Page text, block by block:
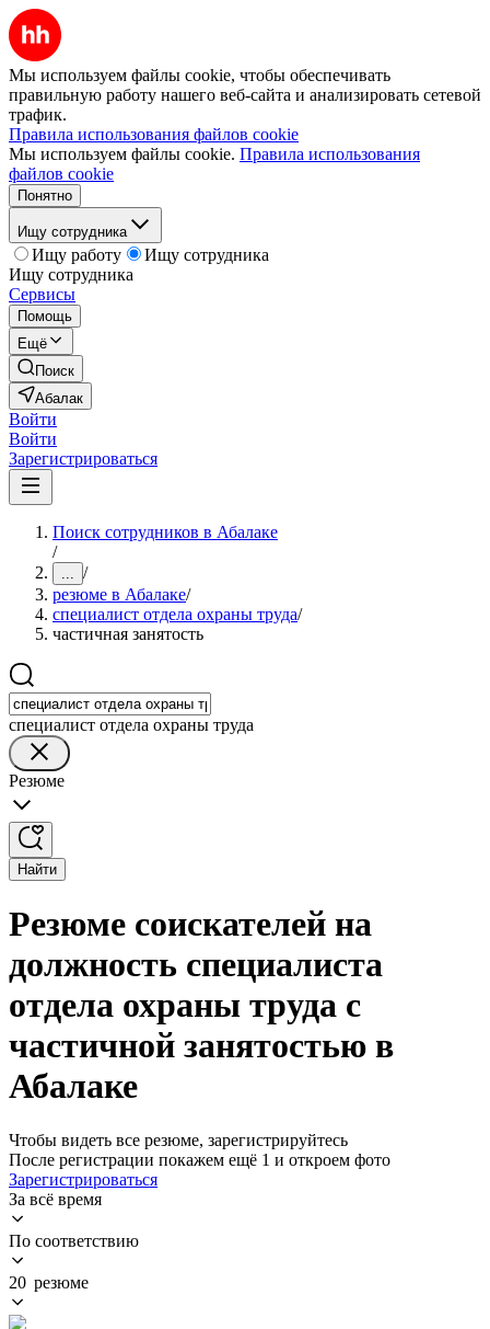
Мы используем файлы cookie, чтобы обеспечивать
правильную работу нашего веб-сайта и анализировать сетевой
трафик.
Правила использования файлов cookie
Мы используем файлы cookie. Правила использования
файлов cookie
Понятно
Ищу сотрудника
Ищу работу
Ищу сотрудника
Ищу сотрудника
Сервисы
Помощь
Ещё
Поиск
Абалак
Войти
Войти
Зарегистрироваться
Поиск сотрудников в Абалаке
/
... /
резюме в Абалаке/
специалист отдела охраны труда/
частичная занятость
специалист отдела охраны труда
Резюме
Найти
Резюме соискателей на
должность специалиста
отдела охраны труда с
частичной занятостью в
Абалаке
Чтобы видеть все резюме, зарегистрируйтесь
После регистрации покажем ещё 1 и откроем фото
Зарегистрироваться
За всё время
По соответствию
20 резюме